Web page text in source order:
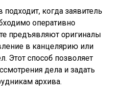
когда заявитель
оперативно
предъявляют оригиналы
в канцелярию или
Этот способ позволяет
дела и задать
архива.